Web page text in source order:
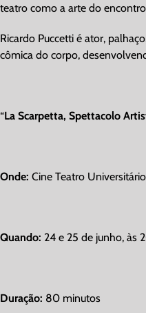
teatro como a arte do
Ricardo Puccetti é ator,
cômica do corpo,
“La Scarpetta, Spettacolo
Onde: Cine Teatro
Quando: 24 e 25 de junho, às
Duração: 80 minutos